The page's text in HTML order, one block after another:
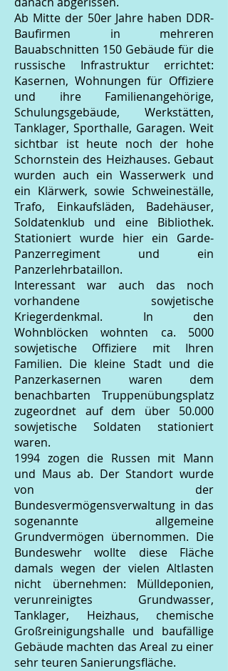
Ab Mitte der 50er Jahre haben DDR-
Baufirmen in mehreren
Bauabschnitten 150 Gebäude für die
russische Infrastruktur errichtet:
Kasernen, Wohnungen für Offiziere
und ihre Familienangehörige,
Schulungsgebäude, Werkstätten,
Tanklager, Sporthalle, Garagen. Weit
sichtbar ist heute noch der hohe
Schornstein des Heizhauses. Gebaut
wurden auch ein Wasserwerk und
ein Klärwerk, sowie Schweineställe,
Trafo, Einkaufsläden, Badehäuser,
Soldatenklub und eine Bibliothek.
Stationiert wurde hier ein Garde-
Panzerregiment und ein
Panzerlehrbataillon.
Interessant war auch das noch
vorhandene sowjetische
Kriegerdenkmal. In den
Wohnblöcken wohnten ca. 5000
sowjetische Offiziere mit Ihren
Familien. Die kleine Stadt und die
Panzerkasernen waren dem
benachbarten Truppenübungsplatz
zugeordnet auf dem über 50.000
sowjetische Soldaten stationiert
waren.
1994 zogen die Russen mit Mann
und Maus ab. Der Standort wurde
von der
Bundesvermögensverwaltung in das
sogenannte allgemeine
Grundvermögen übernommen. Die
Bundeswehr wollte diese Fläche
damals wegen der vielen Altlasten
nicht übernehmen: Mülldeponien,
verunreinigtes Grundwasser,
Tanklager, Heizhaus, chemische
Großreinigungshalle und baufällige
Gebäude machten das Areal zu einer
sehr teuren Sanierungsfläche.